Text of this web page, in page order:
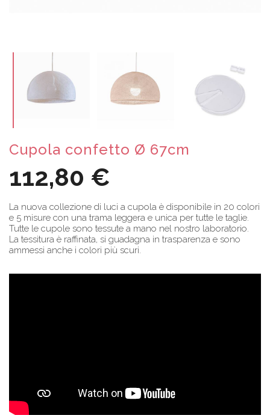
Cupola confetto Ø 67cm
112,80 €
La nuova collezione di luci a cupola è disponibile in 20 colori
e 5 misure con una trama leggera e unica per tutte le taglie.
Tutte le cupole sono tessute a mano nel nostro laboratorio.
La tessitura è raffinata, si guadagna in trasparenza e sono
ammessi anche i colori più scuri.